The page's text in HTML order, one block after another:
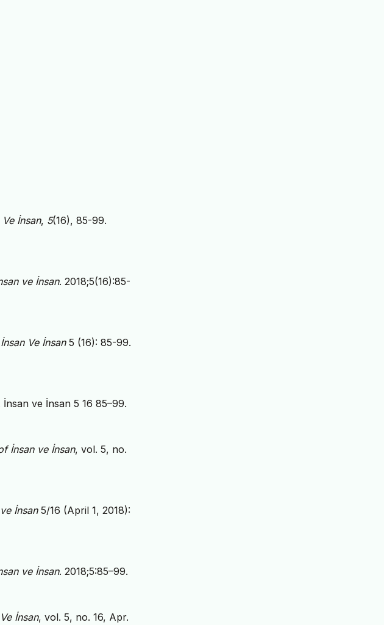
Ve İnsan, 5(16), 85-99.
ve İnsan. 2018;5(16):85-
İnsan Ve İnsan5 (16): 85-99.
ve İnsan 5 16 85–99.
İnsan ve İnsan, vol. 5, no.
İnsan5/16 (April 1, 2018):
ve İnsan. 2018;5:85–99.
İnsan, vol. 5, no. 16, Apr.